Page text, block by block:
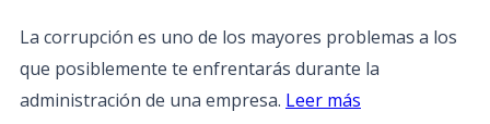
La corrupción es uno de los mayores problemas a los
que posiblemente te enfrentarás durante la
administración de una empresa. Leer más